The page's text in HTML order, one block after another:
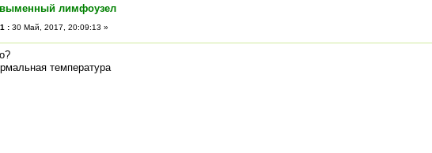
лимфоузел
: 30 Май, 2017, 20:09:13 »
температура